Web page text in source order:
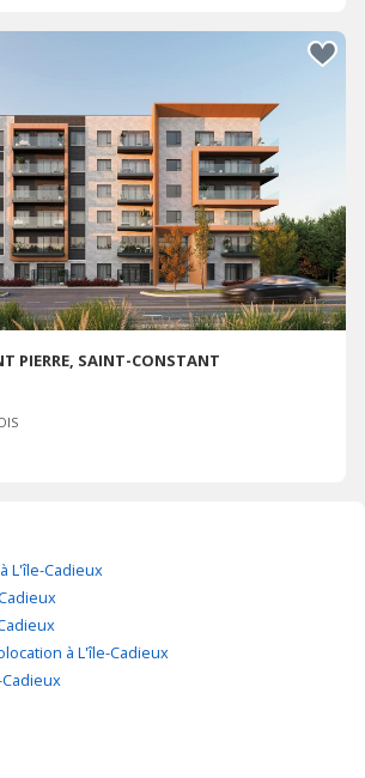
PIERRE, SAINT-CONSTANT
L'île-Cadieux
à L'île-Cadieux